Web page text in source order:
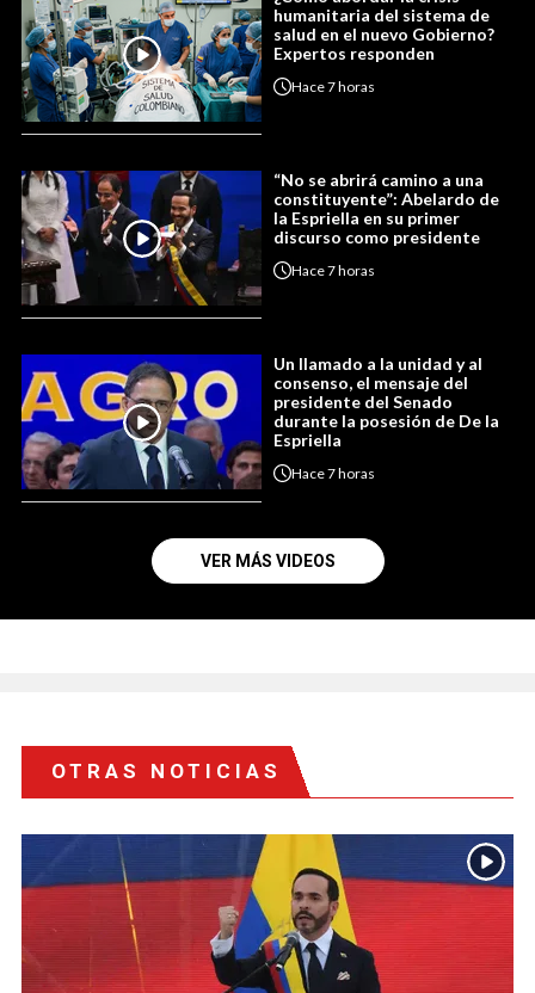
humanitaria del sistema de
salud en el nuevo Gobierno?
Expertos responden
Hace7 horas
“No se abrirá camino a una
constituyente”: Abelardo de
la Espriella en su primer
discurso como presidente
Hace7 horas
Un llamado a la unidad y al
consenso, el mensaje del
presidente del Senado
durante la posesión de De la
Espriella
Hace7 horas
VER MÁS VIDEOS
OTRAS NOTICIAS